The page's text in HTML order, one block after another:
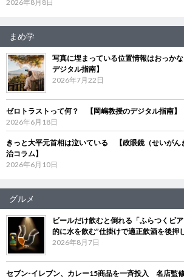
2026年8月8日
まめ学
写真に埋まっている位置情報はおっか
デジタル指南】
2026年7月22日
ゼロトラストって何？ 【岡嶋教授のデジタル指南】
2026年6月18日
きっと大平元首相は泣いている 【政眼鏡（せいがん
治コラム】
2026年6月10日
グルメ
ビールだけ飲むと倒れる「ふらつくビ
的に水を飲む”仕掛けで適正飲酒を後押
2026年8月7日
セブン‐イレブン、カレー15商品を一斉投入 名店監